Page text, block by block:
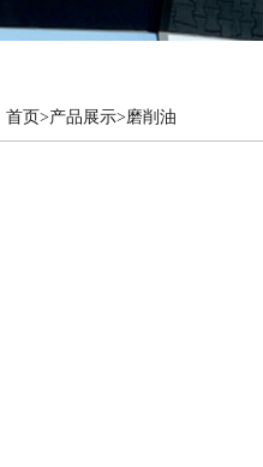
首页>产品展示>磨削油